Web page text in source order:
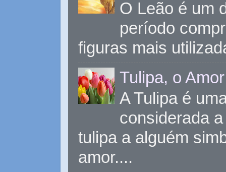
O Leão é um
período
figuras mais
Tulipa, o
A Tulipa é
considerada
tulipa a alguém
amor....